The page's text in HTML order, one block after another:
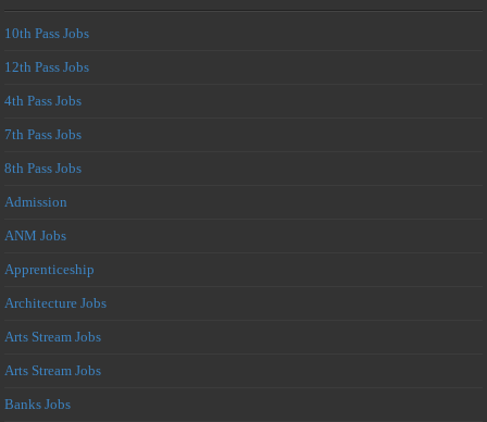
10th Pass Jobs
12th Pass Jobs
4th Pass Jobs
7th Pass Jobs
8th Pass Jobs
Admission
ANM Jobs
Apprenticeship
Architecture Jobs
Arts Stream Jobs
Arts Stream Jobs
Banks Jobs